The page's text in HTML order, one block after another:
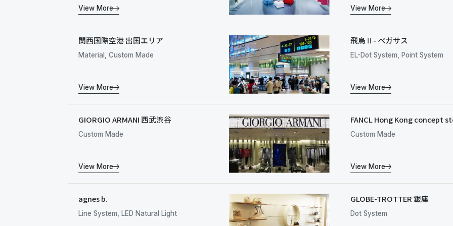
View More View More
関西国際空港 出国エリア
Material, Custom Made
View More
飛鳥Ⅱ- ペガサス
EL-Dot System, Point System
View More
GIORGIO ARMANI 西武渋谷
Custom Made
View More
FANCL Hong Kong concept
Custom Made
View More
agnes b.
Line System, LED Natural Light
GLOBE-TROTTER 銀座
Dot System